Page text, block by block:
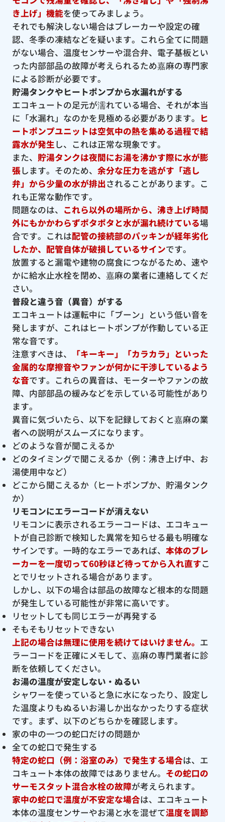
き上げ」機能を使ってみましょう。
それでも解決しない場合はブレーカーや設定の確
認、冬季の凍結などを疑います。これら全てに問題
がない場合、温度センサーや混合弁、電子基板とい
った内部部品の故障が考えられるため嘉麻の専門家
による診断が必要です。
貯湯タンクやヒートポンプから水漏れがする
エコキュートの足元が濡れている場合、それが本当
に「水漏れ」なのかを見極める必要があります。 ヒ
ートポンプユニットは空気中の熱を集める過程で結
露水が発生し、これは正常な現象です。
また、 貯湯タンクは夜間にお湯を沸かす際に水が膨
張します。そのため、 余分な圧力を逃がす「逃し
弁」から少量の水が排出されることがあります。こ
れも正常な動作です。
問題なのは、 これら以外の場所から、沸き上げ時間
外にもかかわらずポタポタと水が漏れ続けている場
合です。これは配管の接続部のパッキンが経年劣化
したか、配管自体が破損しているサインです。
放置すると漏電や建物の腐食につながるため、速や
かに給水止水栓を閉め、嘉麻の業者に連絡してくだ
さい。
普段と違う音（異音）がする
エコキュートは運転中に「ブーン」という低い音を
発しますが、これはヒートポンプが作動している正
常な音です。
注意すべきは、
「キーキー」「カラカラ」といった
金属的な摩擦音やファンが何かに干渉しているよう
な音です。これらの異音は、モーターやファンの故
障、内部部品の緩みなどを示している可能性があり
ます。
異音に気づいたら、以下を記録しておくと嘉麻の業
者への説明がスムーズになります。
どのような音が聞こえるか
どのタイミングで聞こえるか（例：沸き上げ中、お
湯使用中など）
どこから聞こえるか（ヒートポンプか、貯湯タンク
か）
リモコンにエラーコードが消えない
リモコンに表示されるエラーコードは、エコキュー
トが自己診断で検知した異常を知らせる最も明確な
サインです。一時的なエラーであれば、 本体のブレ
ーカーを一度切って60秒ほど待ってから入れ直すこ
とでリセットされる場合があります。
しかし、以下の場合は部品の故障など根本的な問題
が発生している可能性が非常に高いです。
リセットしても同じエラーが再発する
そもそもリセットできない
上記の場合は無理に使用を続けてはいけません。 エ
ラーコードを正確にメモして、嘉麻の専門業者に診
断を依頼してください。
お湯の温度が安定しない・ぬるい
シャワーを使っていると急に水になったり、設定し
た温度よりもぬるいお湯しか出なかったりする症状
です。まず、以下のどちらかを確認します。
家の中の一つの蛇口だけの問題か
全ての蛇口で発生する
特定の蛇口（例：浴室のみ）で発生する場合は、エ
コキュート本体の故障ではありません。 その蛇口の
サーモスタット混合水栓の故障が考えられます。
家中の蛇口で温度が不安定な場合は、エコキュート
本体の温度センサーやお湯と水を混ぜて温度を調節